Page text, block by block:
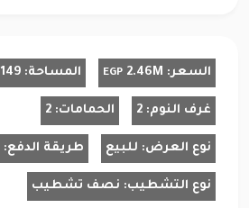
السعر: 2.46M
EGP المساحة: 149 م2
غرف النوم: 2 الحمامات: 2
نوع العرض: للبيع طريقة الدفع:
نوع التشطيب: نصف تشطيب